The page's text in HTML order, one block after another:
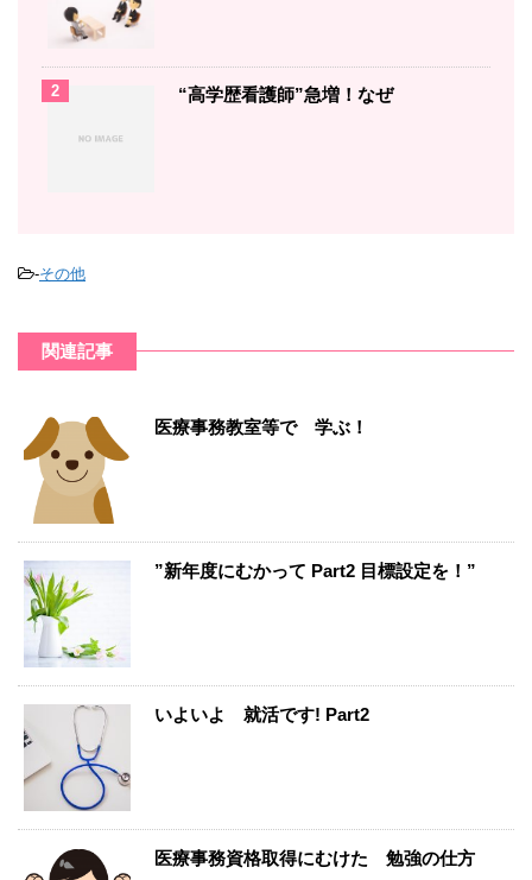
2 “高学歴看護師”急増！なぜ
-その他
関連記事
医療事務教室等で 学ぶ！
”新年度にむかって Part2 目標設定を！”
いよいよ 就活です! Part2
医療事務資格取得にむけた 勉強の仕方